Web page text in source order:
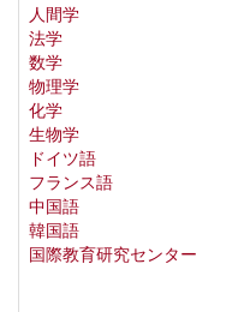
人間学
法学
数学
物理学
化学
生物学
ドイツ語
フランス語
中国語
韓国語
国際教育研究センター